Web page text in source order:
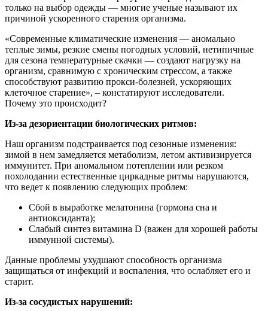
только на выбор одежды — многие ученые называют их
причиной ускоренного старения организма.
«Современные климатические изменения — аномально
теплые зимы, резкие смены погодных условий, нетипичные
для сезона температурные скачки — создают нагрузку на
организм, сравнимую с хроническим стрессом, а также
способствуют развитию прокси-болезней, ускоряющих
клеточное старение», – констатируют исследователи.
Почему это происходит?
Из-за дезориентации биологических ритмов:
Наш организм подстраивается под сезонные изменения:
зимой в нем замедляется метаболизм, летом активизируется
иммунитет. При аномальном потеплении или резком
похолодании естественные циркадные ритмы нарушаются,
что ведет к появлению следующих проблем:
Сбой в выработке мелатонина (гормона сна и
антиоксиданта);
Слабый синтез витамина D (важен для хорошей работы
иммунной системы).
Данные проблемы ухудшают способность организма
защищаться от инфекций и воспаления, что ослабляет его и
старит.
Из-за сосудистых нарушений: